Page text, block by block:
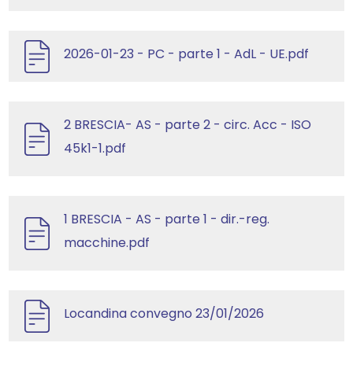
2026-01-23 - PC - parte 1 - AdL - UE.pdf
2 BRESCIA- AS - parte 2 - circ. Acc - ISO
45k1-1.pdf
1 BRESCIA - AS - parte 1 - dir.-reg.
macchine.pdf
Locandina convegno 23/01/2026